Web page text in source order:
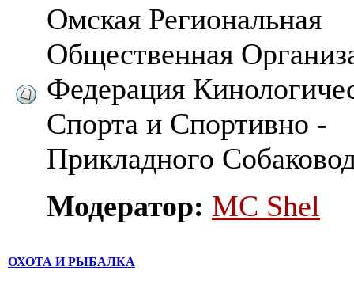
Омская Региональная
Общественная
Федерация
Спорта и Спортивно -
Прикладного
Модератор: MC Shel
ОХОТА И РЫБАЛКА